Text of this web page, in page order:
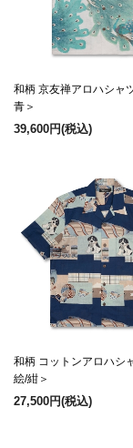
和柄 京友禅アロハシャ
青＞
39,600円(税込)
和柄 コットンアロハシ
絵/紺＞
27,500円(税込)